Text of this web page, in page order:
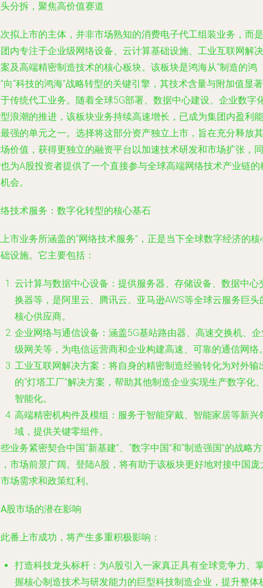
分拆，聚焦高价值赛道
拟上市的主体，并非市场熟知的消费电子代工组装业务，而是
内专注于企业级网络设备、云计算基础设施、工业互联网解决
及高端精密制造技术的核心板块。该板块是鸿海从“制造的鸿
向“科技的鸿海”战略转型的关键引擎，其技术含量与附加值显著
传统代工业务。随着全球5G部署、数据中心建设、企业数字
浪潮的推进，该板块业务持续高速增长，已成为集团内盈利能
强的单元之一。选择将这部分资产独立上市，旨在充分释放其
价值，获得更独立的融资平台以加速技术研发和市场扩张，同
为A股投资者提供了一个直接参与全球高端网络技术产业链的
会。
技术服务：数字化转型的核心基石
市业务所涵盖的“网络技术服务”，正是当下全球数字经济的核
设施。它主要包括：
云计算与数据中心设备 ：提供服务器、存储设备、数据中心
换器等，是阿里云、腾讯云、亚马逊AWS等全球云服务巨头
核心供应商。
企业网络与通信设备 ：涵盖5G基站路由器、高速交换机、
级网关等，为电信运营商和企业构建高速、可靠的通信网络
工业互联网解决方案 ：将自身的精密制造经验转化为对外输
的“灯塔工厂”解决方案，帮助其他制造企业实现生产数字化
智能化。
高端精密机构件及模组 ：服务于智能穿戴、智能家居等新兴
域，提供关键零组件。
业务紧密契合中国“新基建”、“数字中国”和“制造强国”的战略方
市场前景广阔。登陆A股，将有助于该板块更好地对接中国庞
场需求和政策红利。
股市场的潜在影响
番上市成功，将产生多重积极影响：
打造科技龙头标杆 ：为A股引入一家真正具有全球竞争力、
握核心制造技术与研发能力的巨型科技制造企业，提升整体